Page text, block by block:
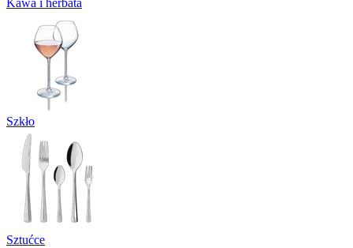
Kawa i herbata
Szkło
Sztućce